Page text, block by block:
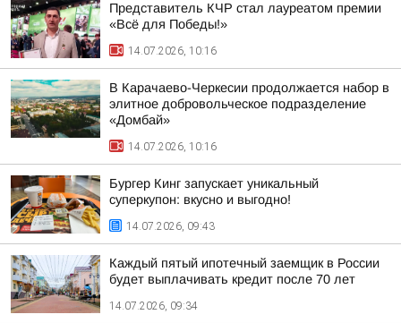
Представитель КЧР стал лауреатом премии
«Всё для Победы!»
14.07.2026, 10:16
В Карачаево-Черкесии продолжается набор в
элитное добровольческое подразделение
«Домбай»
14.07.2026, 10:16
Бургер Кинг запускает уникальный
суперкупон: вкусно и выгодно!
14.07.2026, 09:43
Каждый пятый ипотечный заемщик в России
будет выплачивать кредит после 70 лет
14.07.2026, 09:34